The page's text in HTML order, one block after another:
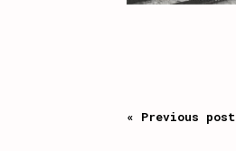
« Previous post